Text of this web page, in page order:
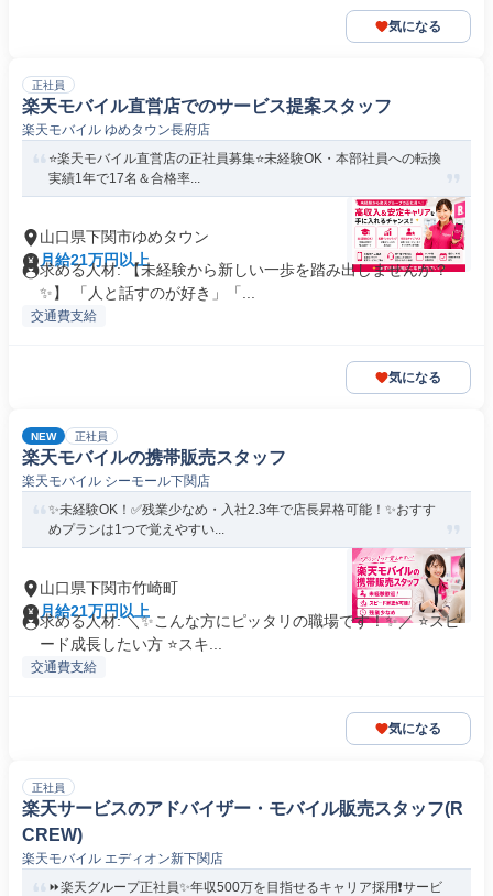
気になる
正社員
楽天モバイル直営店でのサービス提案スタッフ
楽天モバイル ゆめタウン長府店
⭐️楽天モバイル直営店の正社員募集⭐️未経験OK・本部社員への転換
実績1年で17名＆合格率...
山口県下関市ゆめタウン
月給21万円以上
求める人材: 【未経験から新しい一歩を踏み出しませんか？
✨】 「人と話すのが好き」「...
交通費支給
気になる
NEW 正社員
楽天モバイルの携帯販売スタッフ
楽天モバイル シーモール下関店
✨未経験OK！✅残業少なめ・入社2.3年で店長昇格可能！✨おすす
めプランは1つで覚えやすい...
山口県下関市竹崎町
月給21万円以上
求める人材: ＼✨こんな方にピッタリの職場です！✨／ ⭐スピ
ード成長したい方 ⭐スキ...
交通費支給
気になる
正社員
楽天サービスのアドバイザー・モバイル販売スタッフ(R
CREW)
楽天モバイル エディオン新下関店
⏩️楽天グループ正社員✨️年収500万を目指せるキャリア採用❗️サービ